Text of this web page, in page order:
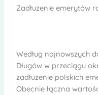
Zadłużenie emerytów
Według najnowszych
Długów w przeciągu
zadłużenie polskich
Obecnie łączna